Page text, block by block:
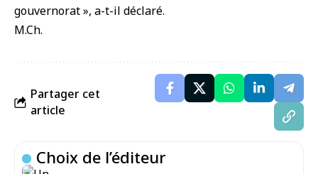
gouvernorat », a-t-il déclaré.
M.Ch.
Partager cet
article
Choix de l’éditeur